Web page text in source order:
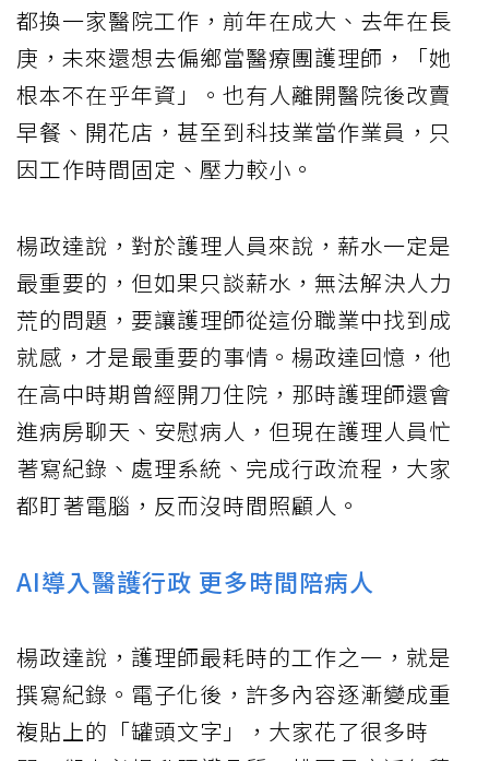
都換一家醫院工作，前年在成大、去年在長
庚，未來還想去偏鄉當醫療團護理師，「她
根本不在乎年資」。也有人離開醫院後改賣
早餐、開花店，甚至到科技業當作業員，只
因工作時間固定、壓力較小。
楊政達說，對於護理人員來說，薪水一定是
最重要的，但如果只談薪水，無法解決人力
荒的問題，要讓護理師從這份職業中找到成
就感，才是最重要的事情。楊政達回憶，他
在高中時期曾經開刀住院，那時護理師還會
進病房聊天、安慰病人，但現在護理人員忙
著寫紀錄、處理系統、完成行政流程，大家
都盯著電腦，反而沒時間照顧人。
AI導入醫護行政 更多時間陪病人
楊政達說，護理師最耗時的工作之一，就是
撰寫紀錄。電子化後，許多內容逐漸變成重
複貼上的「罐頭文字」，大家花了很多時